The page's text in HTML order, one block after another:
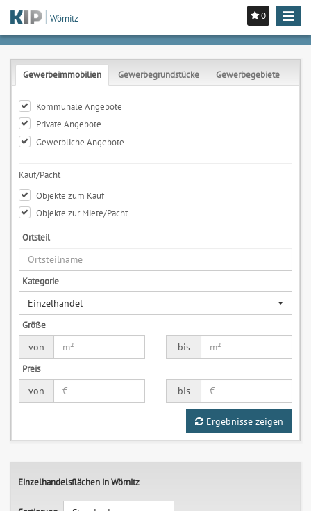
0
Toggle
Wörnitz
Gewerbeimmobilien Gewerbegrundstücke Gewerbegebiete
Kommunale Angebote
Private Angebote
Gewerbliche Angebote
Kauf/Pacht
Objekte zum Kauf
Objekte zur Miete/Pacht
Ortsteil
Kategorie
Einzelhandel
Größe
von
bis
Preis
von
bis
Ergebnisse zeigen
Einzelhandelsflächen in Wörnitz